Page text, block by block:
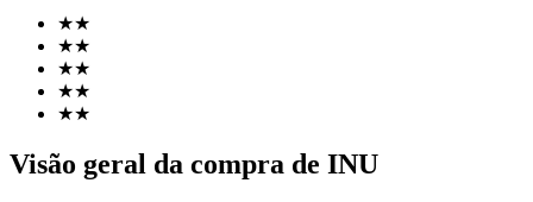
Futuros usando USDT como garantia
★★
★★
★★
★★
★★
Visão geral da compra de INU